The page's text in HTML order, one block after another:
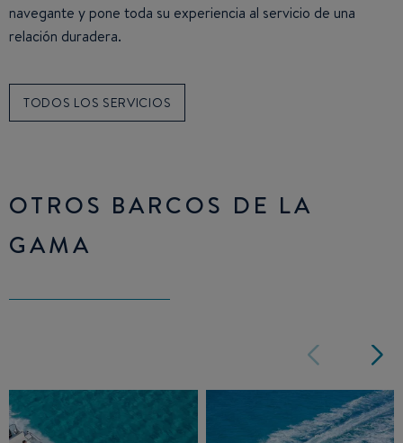
navegante y pone toda su experiencia al servicio de una
relación duradera.
TODOS LOS SERVICIOS
OTROS BARCOS DE LA
GAMA